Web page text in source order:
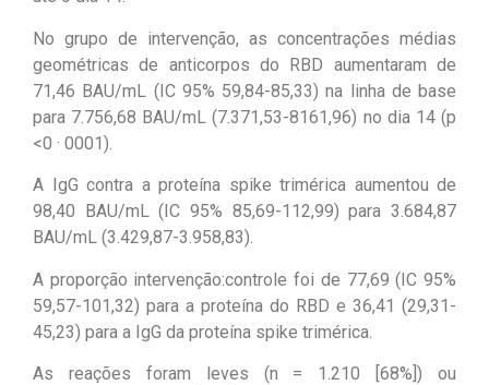
No grupo de intervenção, as concentrações médias
geométricas de anticorpos do RBD aumentaram de
71,46 BAU/mL (IC 95% 59,84-85,33) na linha de base
para 7.756,68 BAU/mL (7.371,53-8161,96) no dia 14 (p
<0 · 0001).
A IgG contra a proteína spike trimérica aumentou de
98,40 BAU/mL (IC 95% 85,69-112,99) para 3.684,87
BAU/mL (3.429,87-3.958,83).
A proporção intervenção:controle foi de 77,69 (IC 95%
59,57-101,32) para a proteína do RBD e 36,41 (29,31-
45,23) para a IgG da proteína spike trimérica.
As reações foram leves (n = 1.210 [68%]) ou